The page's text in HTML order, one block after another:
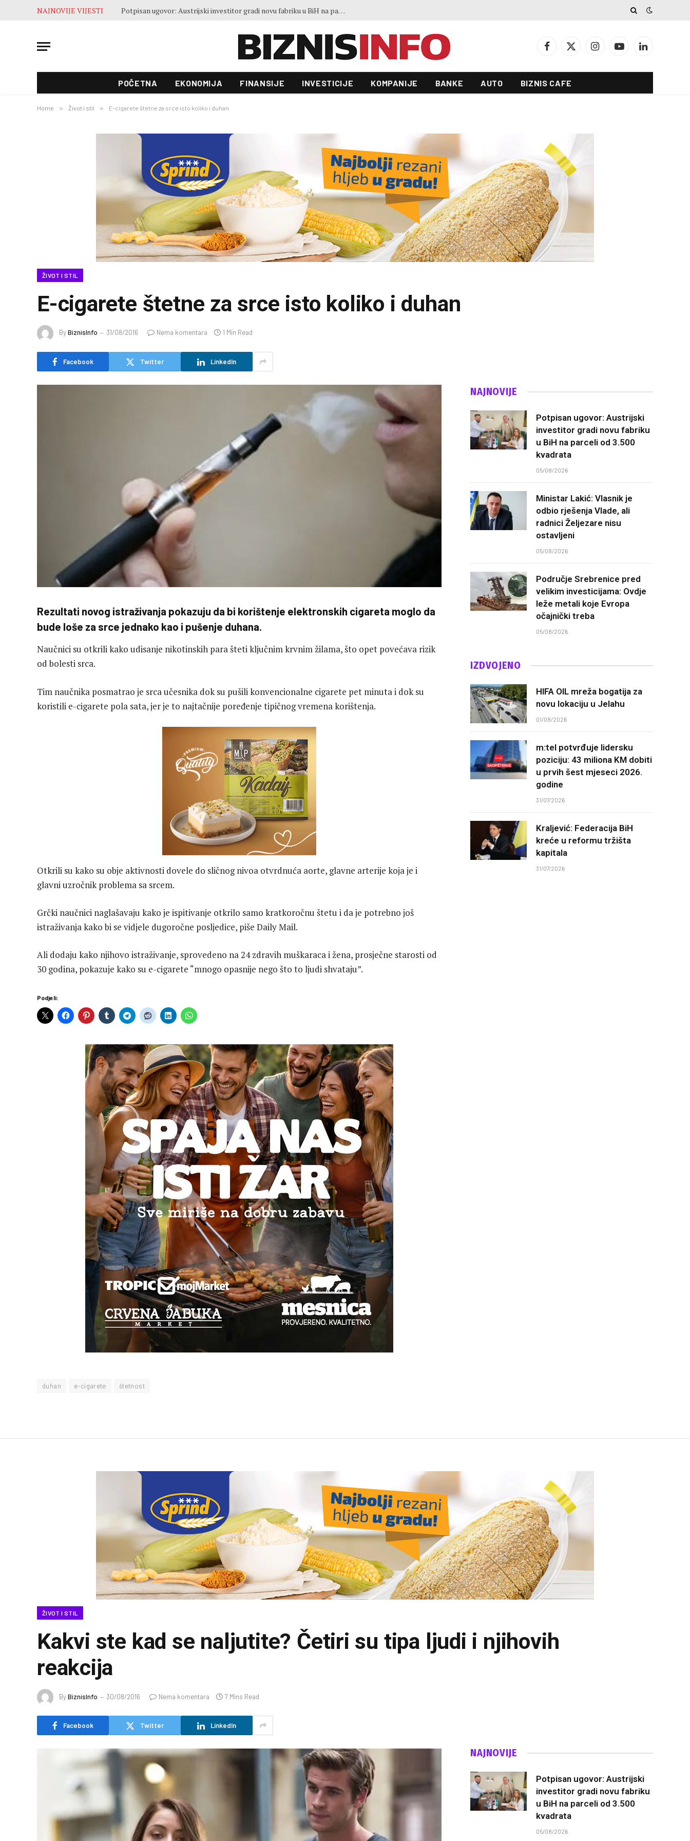
NAJNOVIJE VIJESTI Ministar Lakić: Vlasnik je odbio rješenja Vlade, ali radnici Željezare nisu ostavljeni
Facebook
X
InstagramYouTubeLinkedIn
POČETNA EKONOMIJA FINANSIJE INVESTICIJE KOMPANIJE BANKE AUTO BIZNIS CAFE
Home » Život i stil » E-cigarete štetne za srce isto koliko i duhan
ŽIVOT I STIL
E-cigarete štetne za srce isto koliko i duhan
ByBiznisInfo 31/08/2016 Nema komentara 1 Min Read
Facebook Twitter LinkedIn
Rezultati novog istraživanja pokazuju da bi korištenje elektronskih cigareta moglo da
bude loše za srce jednako kao i pušenje duhana.
Naučnici su otkrili kako udisanje nikotinskih para šteti ključnim krvnim žilama, što opet povećava rizik
od bolesti srca.
Tim naučnika posmatrao je srca učesnika dok su pušili konvencionalne cigarete pet minuta i dok su
koristili e-cigarete pola sata, jer je to najtačnije poređenje tipičnog vremena korištenja.
Otkrili su kako su obje aktivnosti dovele do sličnog nivoa otvrdnuća aorte, glavne arterije koja je i
glavni uzročnik problema sa srcem.
Grčki naučnici naglašavaju kako je ispitivanje otkrilo samo kratkoročnu štetu i da je potrebno još
istraživanja kako bi se vidjele dugoročne posljedice, piše Daily Mail.
Ali dodaju kako njihovo istraživanje, sprovedeno na 24 zdravih muškaraca i žena, prosječne starosti od
30 godina, pokazuje kako su e-cigarete “mnogo opasnije nego što to ljudi shvataju”.
Podjeli:
duhan e-cigarete štetnost
NAJNOVIJE
Potpisan ugovor: Austrijski
investitor gradi novu fabriku
u BiH na parceli od 3.500
kvadrata
05/08/2026
Ministar Lakić: Vlasnik je
odbio rješenja Vlade, ali
radnici Željezare nisu
ostavljeni
05/08/2026
Područje Srebrenice pred
velikim investicijama: Ovdje
leže metali koje Evropa
očajnički treba
05/08/2026
IZDVOJENO
HIFA OIL mreža bogatija za
novu lokaciju u Jelahu
01/08/2026
m:tel potvrđuje lidersku
poziciju: 43 miliona KM dobiti
u prvih šest mjeseci 2026.
godine
31/07/2026
Kraljević: Federacija BiH
kreće u reformu tržišta
kapitala
31/07/2026
ŽIVOT I STIL
Kakvi ste kad se naljutite? Četiri su tipa ljudi i njihovih
reakcija
ByBiznisInfo 30/08/2016 Nema komentara 7 Mins Read
Facebook Twitter LinkedIn
NAJNOVIJE
Potpisan ugovor: Austrijski
investitor gradi novu fabriku
u BiH na parceli od 3.500
kvadrata
05/08/2026